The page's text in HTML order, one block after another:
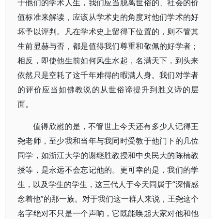
于他们的学术人生，我们应当脱离世俗的、社会的价
值标准来解读，应该从学术史的角度对他们学术的好
坏予以评判。凡在学术史上留得下位置的，则不管其
生前显赫与否，都是值得我们尊重和敬佩的好学者；
相反，即使他生前如何风生水起，名满天下，到头来
依然只是空耗了这千年难得的暇满人身。我们对学者
的评价应当如佛教说的从世俗谛提升到胜义谛的层
面。
值得欣慰的是，不管世上今天还有多少人记得王
尧老师，至少我和当年与我同时受教于他门下的几位
同学，如浙江大学的谢继胜教授和中央民大的陈楠教
授等，是永远不会忘记他的。更可幸的是，我们的学
生，以及学生的学生，这三代人于今天同属于“深情感
念着他”的那一族。对于我们这一群人来说，王尧这个
名字绝对不只是一个声响，它既能唤起大家对他和他